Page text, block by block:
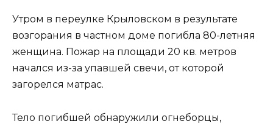
Утром в переулке Крыловском в результате
возгорания в частном доме погибла 80-летняя
женщина. Пожар на площади 20 кв. метров
начался из-за упавшей свечи, от которой
загорелся матрас.
Тело погибшей обнаружили огнеборцы,